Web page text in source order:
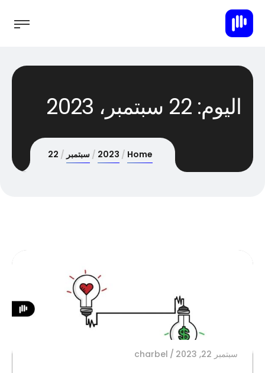
اليوم: 22 سبتمبر، 2023
Home
2023 سبتمبر 22
سبتمبر 22, 2023 charbel